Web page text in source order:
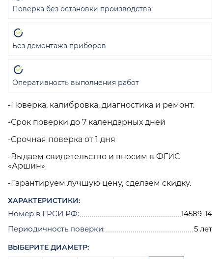
-Поверка, калибровка, диагностика и ремонт.
-Срок поверки до 7 календарных дней
-Срочная поверка от 1 дня
-Выдаем свидетельство и вносим в ФГИС
«Аршин»
-Гарантируем лучшую цену, сделаем скидку.
ХАРАКТЕРИСТИКИ:
Номер в ГРСИ РФ:
14589-14
Периодичность поверки:
5 лет
ВЫБЕРИТЕ ДИАМЕТР:
Поверка без остановки производства
Без демонтажа приборов
Оперативность выполнения работ